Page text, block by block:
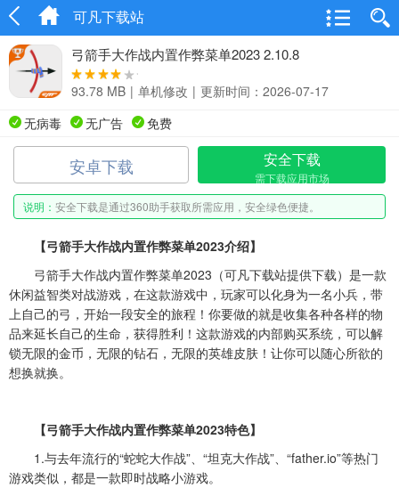
可凡下载站
弓箭手大作战内置作弊菜单2023 2.10.8
93.78 MB | 单机修改 | 更新时间：2026-07-17
无病毒
无广告 免费
安卓下载 安全下载
需下载应用市场
说明： 安全下载是通过360助手获取所需应用，安全绿色便捷。
【弓箭手大作战内置作弊菜单2023介绍】
弓箭手大作战内置作弊菜单2023（可凡下载站提供下载）是一款
休闲益智类对战游戏，在这款游戏中，玩家可以化身为一名小兵，带
上自己的弓，开始一段安全的旅程！你要做的就是收集各种各样的物
品来延长自己的生命，获得胜利！这款游戏的内部购买系统，可以解
锁无限的金币，无限的钻石，无限的英雄皮肤！让你可以随心所欲的
想换就换。
【弓箭手大作战内置作弊菜单2023特色】
1.与去年流行的“蛇蛇大作战”、“坦克大作战”、“father.io”等热门
游戏类似，都是一款即时战略小游戏。